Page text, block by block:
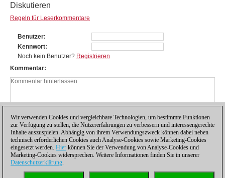
Diskutieren
Regeln für Leserkommentare
Benutzer
Kennwort
Noch kein Benutzer? Registrieren
Kommentar
Wir verwenden Cookies und vergleichbare Technologien, um bestimmte Funktionen
zur Verfügung zu stellen, die Nutzererfahrungen zu verbessern und interessengerechte
Inhalte auszuspielen. Abhängig von ihrem Verwendungszweck können dabei neben
technisch erforderlichen Cookies auch Analyse-Cookies sowie Marketing-Cookies
eingesetzt werden. Hier können Sie der Verwendung von Analyse-Cookies und
Marketing-Cookies widersprechen. Weitere Informationen finden Sie in unserer
Datenschutzerklärung.